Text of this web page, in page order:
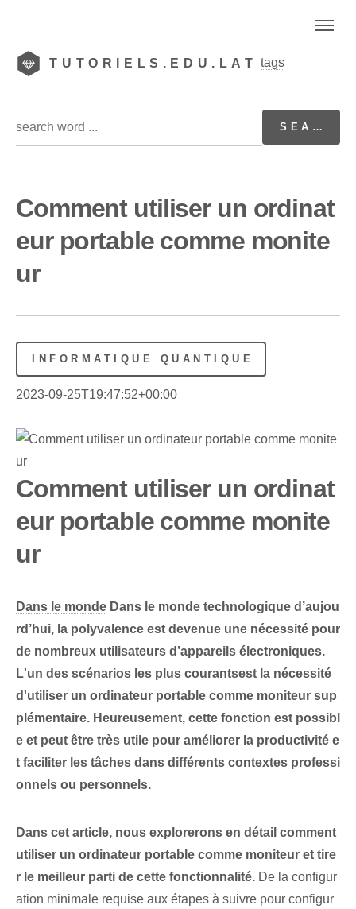
TUTORIELS.EDU.LAT tags
Comment utiliser un ordinat
eur portable comme monite
ur
INFORMATIQUE QUANTIQUE
2023-09-25T19:47:52+00:00
Comment utiliser un ordinat
eur portable comme monite
ur
Dans le monde Dans le monde technologique d’aujou
rd’hui, la polyvalence est devenue une nécessité pour
de nombreux utilisateurs d’appareils électroniques.
L'un des scénarios ⁢les plus courants⁣est la ⁢nécessité⁣
d'utiliser un ordinateur portable comme moniteur sup
plémentaire. Heureusement, cette fonction est possibl
e et peut être très utile pour améliorer la productivité e
t faciliter les tâches dans différents contextes professi
onnels ou personnels.
Dans cet article, nous explorerons en détail comment
utiliser un ordinateur portable comme moniteur et tire
r le meilleur parti de cette fonctionnalité. De la configur
ation minimale requise aux étapes à suivre pour configur